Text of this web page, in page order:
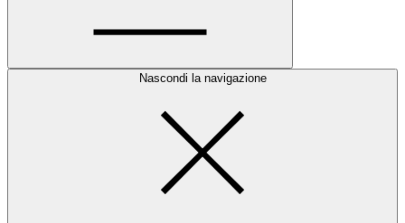
Nascondi la navigazione